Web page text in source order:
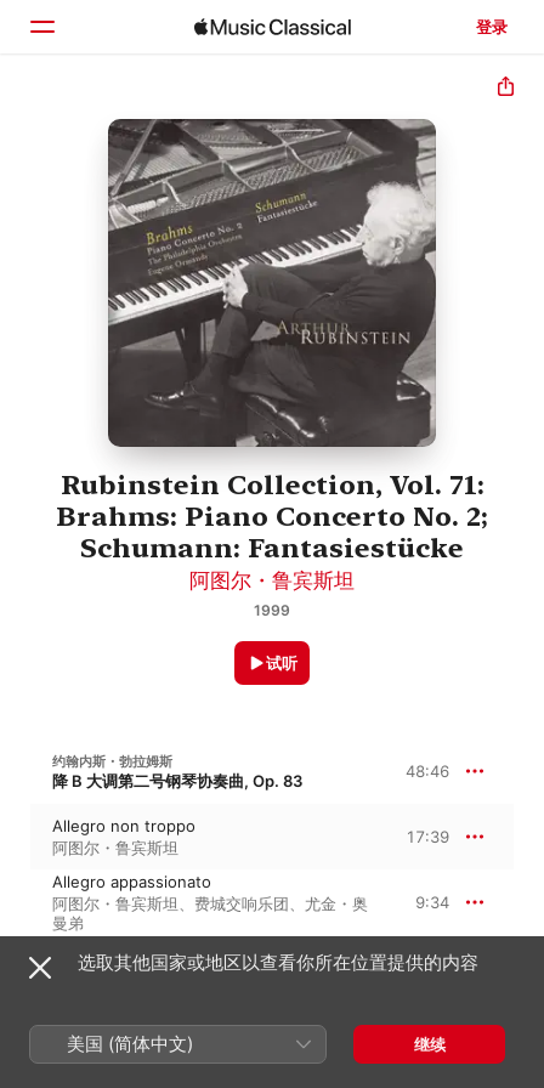
登录
主页
浏览
搜索
Rubinstein Collection, Vol. 71:
Brahms: Piano Concerto No. 2;
Schumann: Fantasiestücke
阿图尔・鲁宾斯坦
1999
试听
约翰内斯・勃拉姆斯
降 B 大调第二号钢琴协奏曲, Op. 83 48:46
Allegro non troppo
阿图尔・鲁宾斯坦
17:39
Allegro appassionato
阿图尔・鲁宾斯坦、 费城交响乐团、 尤金・奥
曼弟
9:34
阿图尔・鲁宾斯坦、费城交响乐团、尤金・奥
12:06
阿图尔・鲁宾斯坦、
费城交响
乐团
9:26
选取其他国家或地区以查看你所在位置提供的内容
美国 (简体中文) 继续